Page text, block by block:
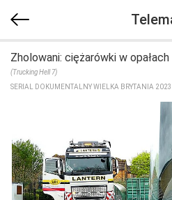
Zholowani: ciężarówki w
(Trucking Hell 7)
SERIAL DOKUMENTALNY WIELKA BRYTANIA 2023